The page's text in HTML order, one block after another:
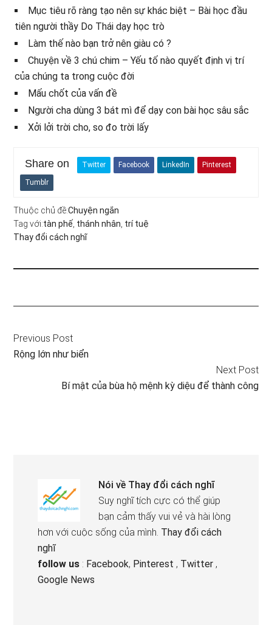
Mục tiêu rõ ràng tạo nên sự khác biệt – Bài học đầu
tiên người thầy Do Thái dạy học trò
Làm thế nào bạn trở nên giàu có ?
Chuyện về 3 chú chim – Yếu tố nào quyết định vị trí
của chúng ta trong cuộc đời
Mấu chốt của vấn đề
Người cha dùng 3 bát mì để dạy con bài học sâu sắc
Xởi lởi trời cho, so đo trời lấy
Share on Twitter Facebook LinkedIn Pinterest
Tumblr
Thuộc chủ đề:Chuyện ngắn
Tag với:tàn phế thánh nhân trí tuệ
Thay đổi cách nghĩ
Previous Post
Rộng lớn như biển
Next Post
Bí mật của bùa hộ mệnh kỳ diệu để thành công
Nói về Thay đổi cách nghĩ
Suy nghĩ tích cực có thể giúp
bạn cảm thấy vui vẻ và hài lòng
hơn với cuộc sống của mình. Thay đổi cách
nghĩ
follow us : Facebook, Pinterest , Twitter ,
Google News